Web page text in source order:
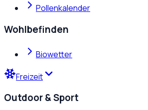
Pollenkalender
Wohlbefinden
Biowetter
Freizeit
Outdoor & Sport